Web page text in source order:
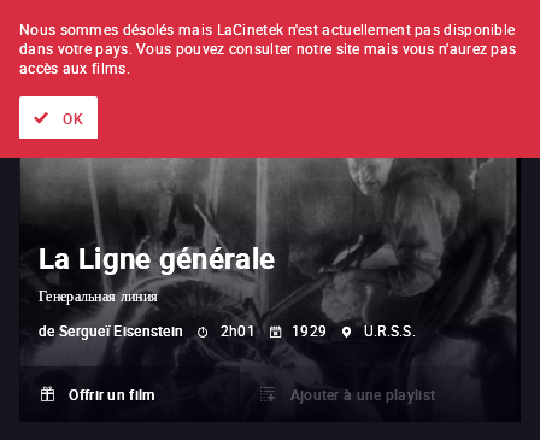
À L'UNITÉ ABONNEMENT
La Ligne générale
Генеральная линия
de Sergueï Eisenstein 2h01 1929 U.R.S.S.
Offrir un film Ajouter à une playlist
Nous sommes désolés mais LaCinetek n'est actuellement pas disponible
dans votre pays. Vous pouvez consulter notre site mais vous n'aurez pas
accès aux films.
OK